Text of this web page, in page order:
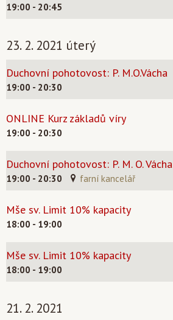
19:00 - 20:45
23. 2. 2021 úterý
Duchovní pohotovost: P. M.O.Vácha
19:00 - 20:30
ONLINE Kurz základů víry
19:00 - 20:30
Duchovní pohotovost: P. M. O. Vácha
19:00 - 20:30 farní kancelář
Mše sv. Limit 10% kapacity
18:00 - 19:00
Mše sv. Limit 10% kapacity
18:00 - 19:00
21. 2. 2021